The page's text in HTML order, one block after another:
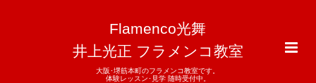
Flamenco光舞
井上光正 フラメンコ教室
大阪･堺筋本町のフラメンコ教室です。
体験レッスン･見学 随時受付中。